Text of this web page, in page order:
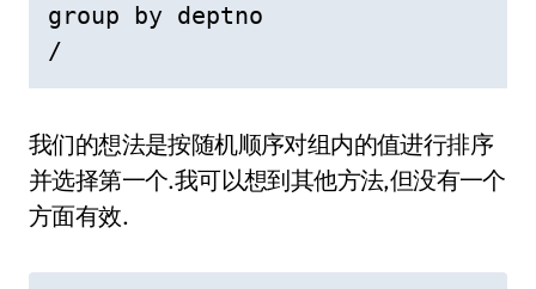
group by deptno
/
我们的想法是按随机顺序对组内的值进行排序
并选择第一个.我可以想到其他方法,但没有一个
方面有效.